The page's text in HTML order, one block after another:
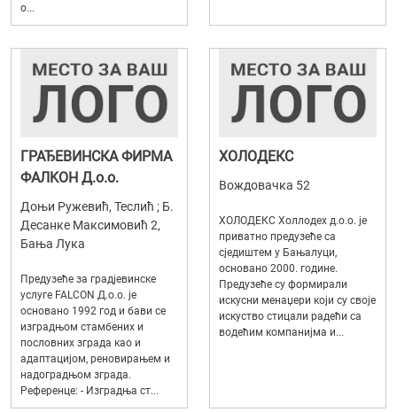
о...
ГРАЂЕВИНСКА ФИРМА
ФАЛKОН Д.о.о.
Доњи Ружевић, Теслић ; Б.
Десанке Максимовић 2,
Бања Лука
Предузеће за градјевинске
услуге FALCON Д.о.о. је
основано 1992 год и бави се
изградњом стамбених и
пословних зграда као и
адаптацијом, реновирањем и
надоградњом зграда.
Референце: - Изградња ст...
ХОЛОДЕКС
Вождовачка 52
ХОЛОДЕКС Холлодеx д.о.о. је
приватно предузеће са
сједиштем у Бањалуци,
основано 2000. године.
Предузеће су формирали
искусни менаџери који су своје
искуство стицали радећи са
водећим компанијма и...